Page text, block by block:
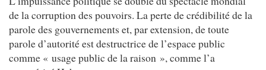
de la corruption des pouvoirs. La perte de crédibilité de la
parole des gouvernements et, par extension, de toute
parole d’autorité est destructrice de l’espace public
comme « usage public de la raison », comme l’a